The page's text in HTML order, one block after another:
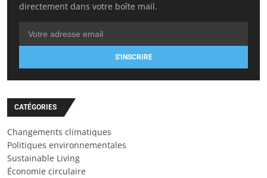
directement dans votre boîte mail.
S'INSCRIRE
CATÉGORIES
Changements climatiques
Politiques environnementales
Sustainable Living
Économie circulaire